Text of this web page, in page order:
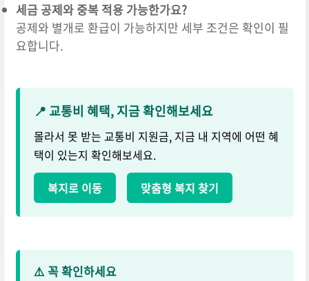
세금 공제와 중복 적용 가능한가요?
공제와 별개로 환급이 가능하지만 세부 조건은 확인이 필
요합니다.
📍 교통비 혜택, 지금 확인해보세요
몰라서 못 받는 교통비 지원금, 지금 내 지역에 어떤 혜
택이 있는지 확인해보세요.
복지로 이동
맞춤형 복지 찾기
⚠️ 꼭 확인하세요